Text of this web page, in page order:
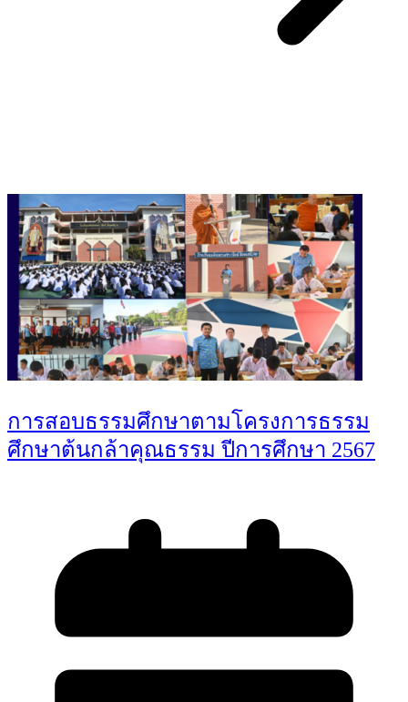
การสอบธรรมศึกษาตามโครงการธรรม
ศึกษาต้นกล้าคุณธรรม ปีการศึกษา 2567